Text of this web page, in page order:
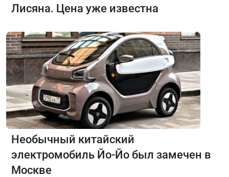
Лисяна. Цена уже известна
Необычный китайский
электромобиль Йо-Йо был замечен в
Москве